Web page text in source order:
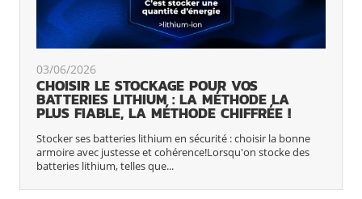
03/06/2026
CHOISIR LE STOCKAGE POUR VOS
BATTERIES LITHIUM : LA MÉTHODE LA
PLUS FIABLE, LA MÉTHODE CHIFFRÉE !
Stocker ses batteries lithium en sécurité : choisir la bonne
armoire avec justesse et cohérence!Lorsqu'on stocke des
batteries lithium, telles que...